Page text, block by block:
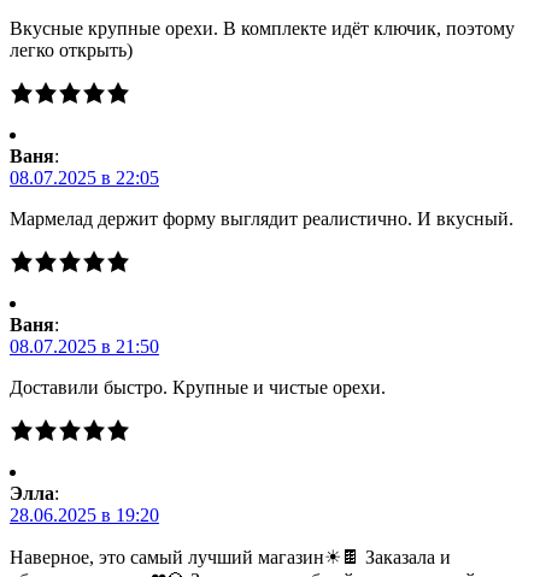
Вкусные крупные орехи. В комплекте идёт ключик, поэтому
легко открыть)
Ваня:
08.07.2025 в 22:05
Мармелад держит форму выглядит реалистично. И вкусный.
Ваня:
08.07.2025 в 21:50
Доставили быстро. Крупные и чистые орехи.
Элла:
28.06.2025 в 19:20
Наверное, это самый лучший магазин☀🍫 Заказала и